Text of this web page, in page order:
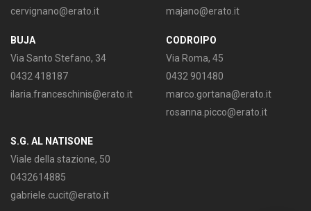
cervignano@erato.it
majano@erato.it
BUJA
Via Santo Stefano, 34
0432 418187
ilaria.franceschinis@erato.it
CODROIPO
Via Roma, 45
0432 901480
marco.gortana@erato.it
rosanna.picco@erato.it
S.G. AL NATISONE
Viale della stazione, 50
0432614885
gabriele.cucit@erato.it